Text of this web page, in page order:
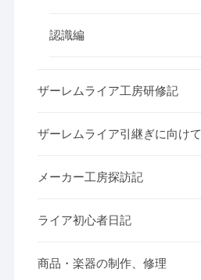
認識編
ザーレムライア工房研修記
ザーレムライア引継ぎに向けて
メーカー工房探訪記
ライア初心者日記
商品・楽器の制作、修理